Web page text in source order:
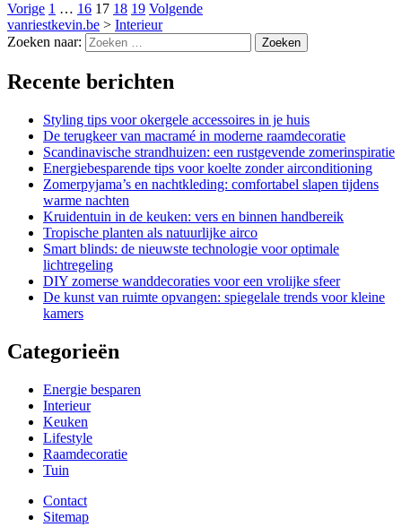
Vorige 1 … 16 17 18 19 Volgende
vanriestkevin.be > Interieur
Zoeken naar:
Recente berichten
Styling tips voor okergele accessoires in je huis
De terugkeer van macramé in moderne raamdecoratie
Scandinavische strandhuizen: een rustgevende zomerinspiratie
Energiebesparende tips voor koelte zonder airconditioning
Zomerpyjama’s en nachtkleding: comfortabel slapen tijdens
warme nachten
Kruidentuin in de keuken: vers en binnen handbereik
Tropische planten als natuurlijke airco
Smart blinds: de nieuwste technologie voor optimale
lichtregeling
DIY zomerse wanddecoraties voor een vrolijke sfeer
De kunst van ruimte opvangen: spiegelale trends voor kleine
kamers
Categorieën
Energie besparen
Interieur
Keuken
Lifestyle
Raamdecoratie
Tuin
Contact
Sitemap